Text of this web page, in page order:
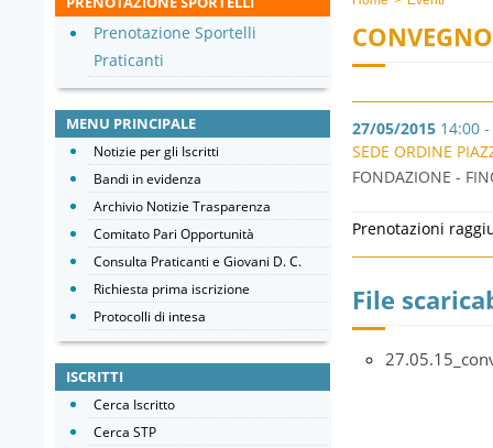
27/05/2015 14:00
SEDE ORDINE
FONDAZIONE -
Prenotazioni
File
Prenotazione Sportelli
Praticanti
MENU PRINCIPALE
Notizie per gli Iscritti
Bandi in evidenza
Archivio Notizie Trasparenza
Comitato Pari Opportunità
Consulta Praticanti e Giovani D. C.
Richiesta prima iscrizione
Protocolli di intesa
ISCRITTI
Cerca Iscritto
Cerca STP